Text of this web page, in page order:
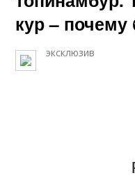
кур –
эксклюзив